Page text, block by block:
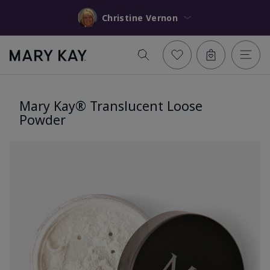
Christine Vernon
Mary Kay® Translucent Loose
Powder